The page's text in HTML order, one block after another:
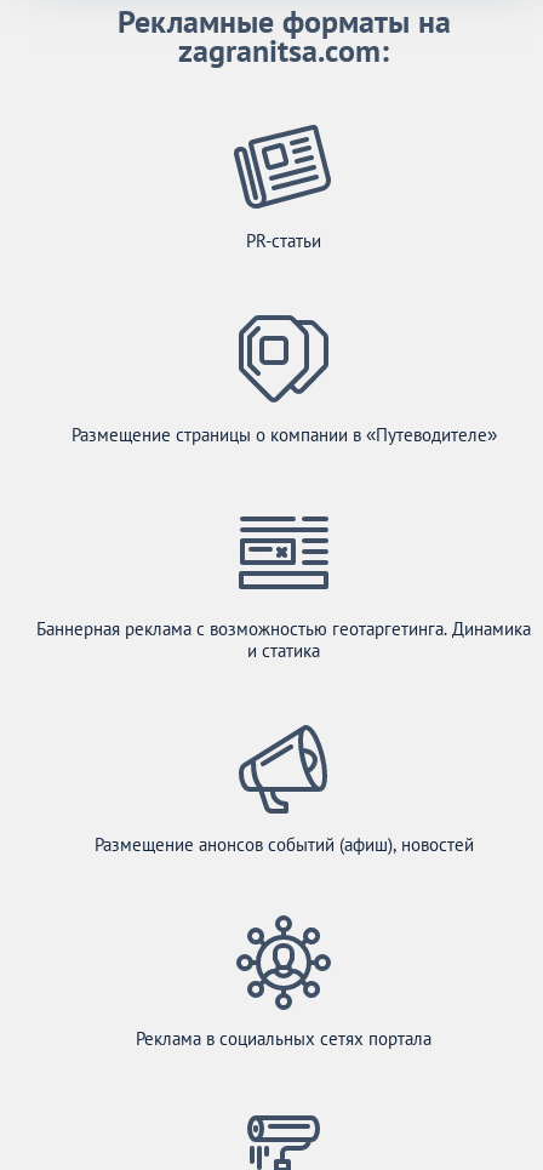
Рекламные форматы на
zagranitsa.com:
PR-статьи
Размещение страницы о компании в «Путеводителе»
Баннерная реклама с возможностью геотаргетинга. Динамика
и статика
Размещение анонсов событий (афиш), новостей
Реклама в социальных сетях портала